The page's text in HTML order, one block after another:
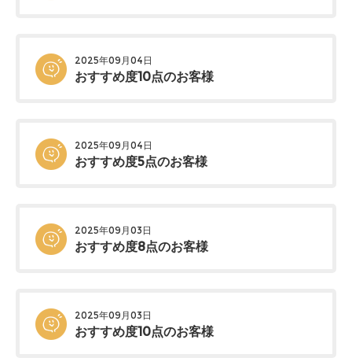
2025年09月04日
おすすめ度10点のお客様
2025年09月04日
おすすめ度5点のお客様
2025年09月03日
おすすめ度8点のお客様
2025年09月03日
おすすめ度10点のお客様